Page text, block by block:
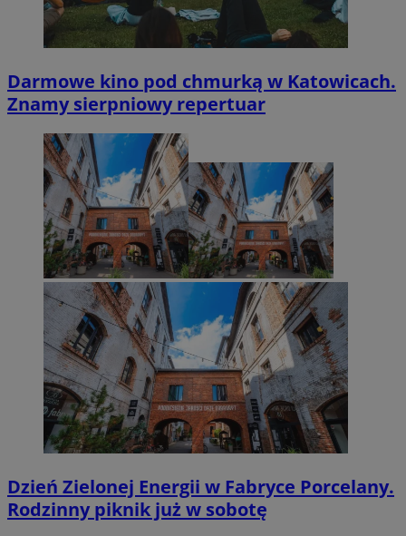
Darmowe kino pod chmurką w Katowicach.
Znamy sierpniowy repertuar
Dzień Zielonej Energii w Fabryce Porcelany.
Rodzinny piknik już w sobotę